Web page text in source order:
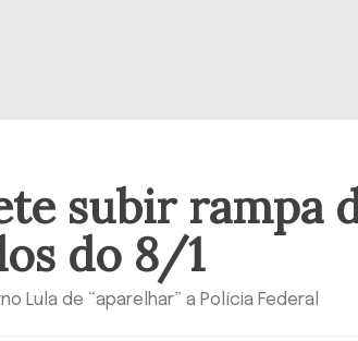
subir rampa
do 8/1
Lula de “aparelhar” a Polícia Federal